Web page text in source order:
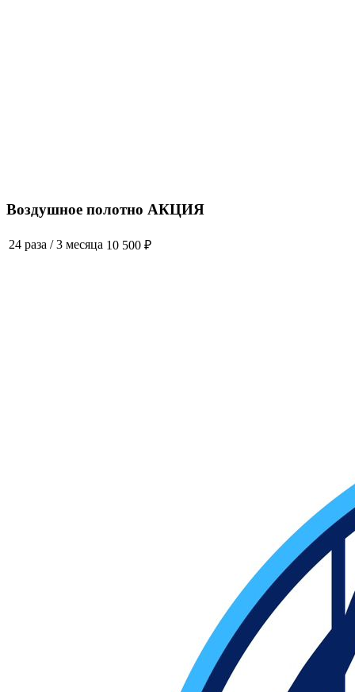
Воздушное полотно АКЦИЯ
24 раза /3 месяца 10 500 ₽